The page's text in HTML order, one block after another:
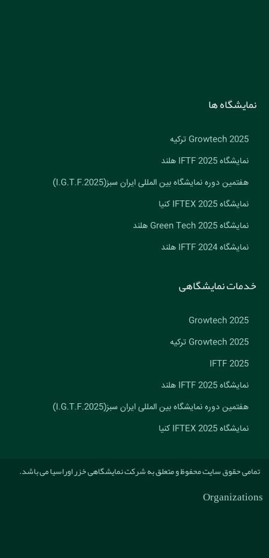
نمایشگاه ها
Growtech 2025 ترکیه
نمایشگاه IFTF 2025 هلند
هفتمین دوره نمایشگاه بین المللی ایران سبز(I.G.T.F.2025)
نمایشگاه IFTEX 2025 کنیا
نمایشگاه Green Tech 2025 هلند
نمایشگاه IFTF 2024 هلند
خدمات نمایشگاهی
Growtech 2025
Growtech 2025 ترکیه
IFTF 2025
نمایشگاه IFTF 2025 هلند
هفتمین دوره نمایشگاه بین المللی ایران سبز(I.G.T.F.2025)
نمایشگاه IFTEX 2025 کنیا
تمامی حقوق سایت محفوظ و متعلق به شرکت نمایشگاهی خزر اوراسیا می باشد.
Organizations